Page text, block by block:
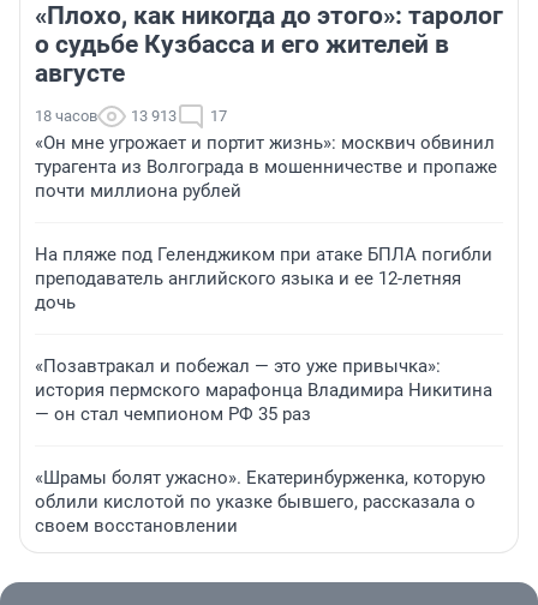
«Плохо, как никогда до этого»: таролог
о судьбе Кузбасса и его жителей в
августе
18 часов 13 913 17
«Он мне угрожает и портит жизнь»: москвич обвинил
турагента из Волгограда в мошенничестве и пропаже
почти миллиона рублей
На пляже под Геленджиком при атаке БПЛА погибли
преподаватель английского языка и ее 12-летняя
дочь
«Позавтракал и побежал — это уже привычка»:
история пермского марафонца Владимира Никитина
— он стал чемпионом РФ 35 раз
«Шрамы болят ужасно». Екатеринбурженка, которую
облили кислотой по указке бывшего, рассказала о
своем восстановлении